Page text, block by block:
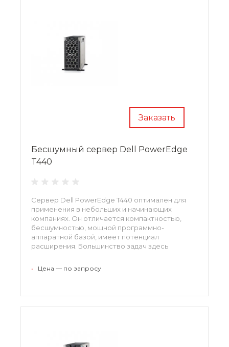
Заказать
Бесшумный сервер Dell PowerEdge
T440
Сервер Dell PowerEdge T440 оптимален для
применения в небольших и начинающих
компаниях. Он отличается компактностью,
бесшумностью, мощной программно-
аппаратной базой, имеет потенциал
расширения. Большинство задач здесь
комплекте идет несколько источников питания
• Цена — по запросу